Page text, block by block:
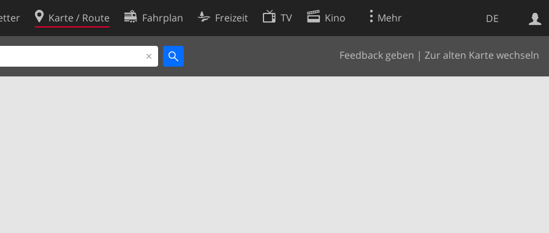
DE
Karte / Route Fahrplan Freizeit TV Kino Mehr
Feedback geben | Zur alten Karte wechseln
Websuche
Cookie-Richtlinie
Cookie-Einstellungen